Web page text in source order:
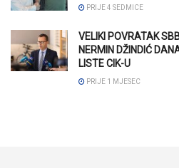
PRIJE 4 SEDMICE
VELIKI POVRATAK
NERMIN DŽINDIĆ
LISTE CIK-U
PRIJE 1 MJESEC